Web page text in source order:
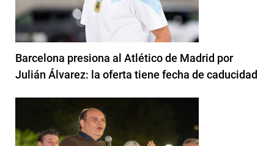
Barcelona presiona al Atlético de Madrid por
Julián Álvarez: la oferta tiene fecha de caducidad